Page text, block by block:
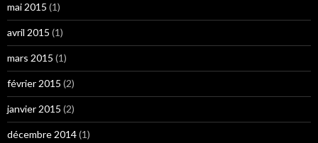
mai 2015 (1)
avril 2015 (1)
mars 2015 (1)
février 2015 (2)
janvier 2015 (2)
décembre 2014(1)